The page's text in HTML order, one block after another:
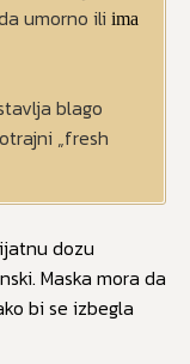
umorno iliima
blago
„fresh
dozu
Maska mora da
bi se izbegla